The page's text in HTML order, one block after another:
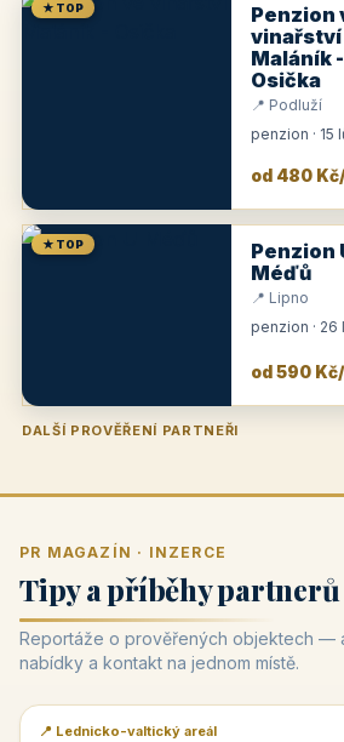
★ TOP
Penzion
vinařství
Maláník -
Osička
📍 Podluží
penzion · 15
od 480
★ TOP
Penzion
Méďů
📍 Lipno
penzion · 26
od 590
DALŠÍ PROVĚŘENÍ PARTNEŘI
Penzion U Zámku Pension Faber
PR MAGAZÍN · INZERCE
Tipy a příběhy partnerů
Reportáže o prověřených objektech —
nabídky a kontakt na jednom místě.
📰 PR článek
📍 Lednicko-valtický areál